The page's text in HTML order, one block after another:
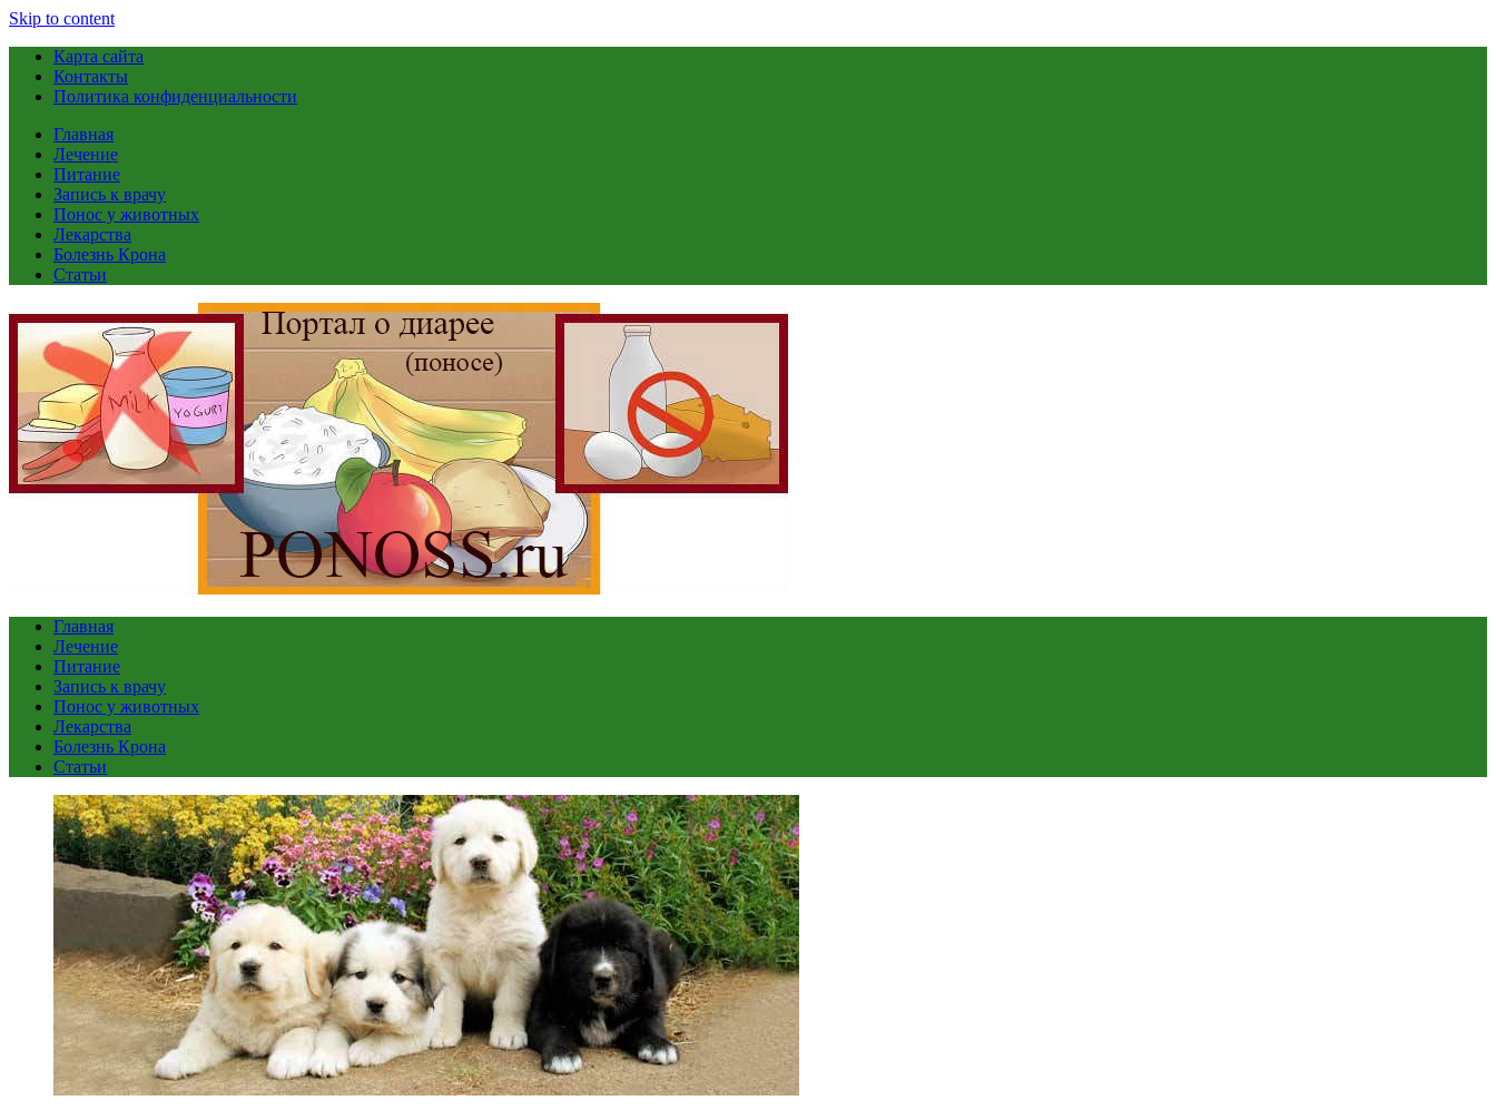
Skip to content
Карта сайта
Контакты
Политика конфиденциальности
Главная
Лечение
Питание
Запись к врачу
Понос у животных
Лекарства
Болезнь Крона
Статьи
Главная
Лечение
Питание
Запись к врачу
Понос у животных
Лекарства
Болезнь Крона
Статьи